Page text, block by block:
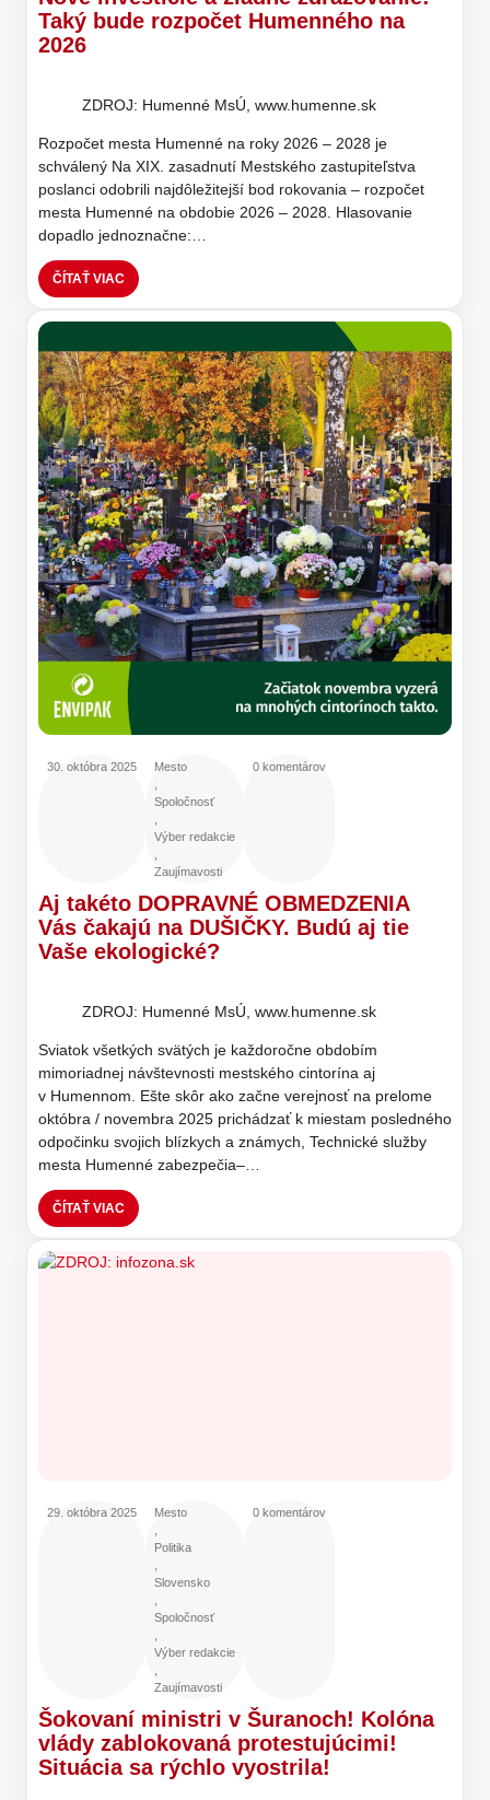
Taký bude rozpočet Humenného na
2026
ZDROJ: Humenné MsÚ, www.humenne.sk
Rozpočet mesta Humenné na roky 2026 – 2028 je
schválený Na XIX. zasadnutí Mestského zastupiteľstva
poslanci odobrili najdôležitejší bod rokovania – rozpočet
mesta Humenné na obdobie 2026 – 2028. Hlasovanie
dopadlo jednoznačne:…
ČÍTAŤ VIAC
30. októbra 2025
Mesto
Spoločnosť
Výber redakcie
Zaujímavosti
0 komentárov
Aj takéto DOPRAVNÉ OBMEDZENIA
Vás čakajú na DUŠIČKY. Budú aj tie
Vaše ekologické?
ZDROJ: Humenné MsÚ, www.humenne.sk
Sviatok všetkých svätých je každoročne obdobím
mimoriadnej návštevnosti mestského cintorína aj
v Humennom. Ešte skôr ako začne verejnosť na prelome
októbra / novembra 2025 prichádzať k miestam posledného
odpočinku svojich blízkych a známych, Technické služby
mesta Humenné zabezpečia–…
ČÍTAŤ VIAC
29. októbra 2025
Mesto
Politika
Slovensko
Spoločnosť
Výber redakcie
Zaujímavosti
0 komentárov
Šokovaní ministri v Šuranoch! Kolóna
vlády zablokovaná protestujúcimi!
Situácia sa rýchlo vyostrila!